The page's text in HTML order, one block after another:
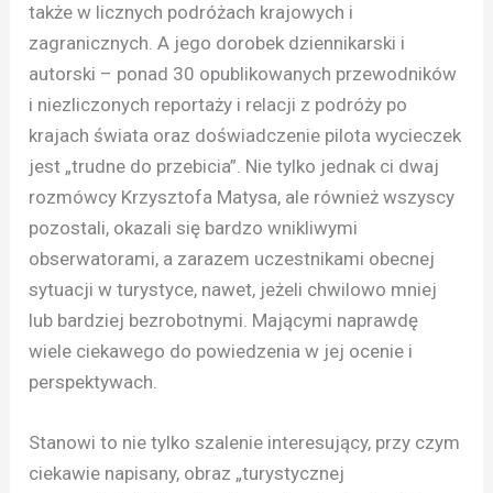
także w licznych podróżach krajowych i
zagranicznych. A jego dorobek dziennikarski i
autorski – ponad 30 opublikowanych przewodników
i niezliczonych reportaży i relacji z podróży po
krajach świata oraz doświadczenie pilota wycieczek
jest „trudne do przebicia”. Nie tylko jednak ci dwaj
rozmówcy Krzysztofa Matysa, ale również wszyscy
pozostali, okazali się bardzo wnikliwymi
obserwatorami, a zarazem uczestnikami obecnej
sytuacji w turystyce, nawet, jeżeli chwilowo mniej
lub bardziej bezrobotnymi. Mającymi naprawdę
wiele ciekawego do powiedzenia w jej ocenie i
perspektywach.
Stanowi to nie tylko szalenie interesujący, przy czym
ciekawie napisany, obraz „turystycznej